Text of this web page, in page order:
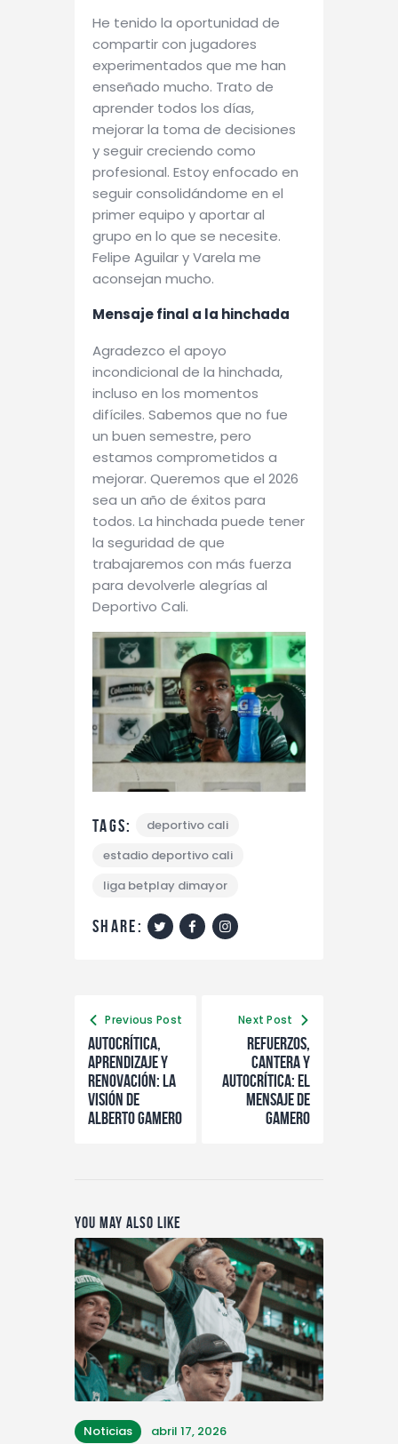
He tenido la oportunidad de
compartir con jugadores
experimentados que me han
enseñado mucho. Trato de
aprender todos los días,
mejorar la toma de decisiones
y seguir creciendo como
profesional. Estoy enfocado en
seguir consolidándome en el
primer equipo y aportar al
grupo en lo que se necesite.
Felipe Aguilar y Varela me
aconsejan mucho.
Mensaje final a la hinchada
Agradezco el apoyo
incondicional de la hinchada,
incluso en los momentos
difíciles. Sabemos que no fue
un buen semestre, pero
estamos comprometidos a
mejorar. Queremos que el 2026
sea un año de éxitos para
todos. La hinchada puede tener
la seguridad de que
trabajaremos con más fuerza
para devolverle alegrías al
Deportivo Cali.
Tags:
deportivo cali
estadio deportivo cali
liga betplay dimayor
share:
Previous Post
Autocrítica,
aprendizaje y
renovación: la
visión de
Alberto Gamero
Next Post
Refuerzos,
cantera y
autocrítica: el
mensaje de
Gamero
You May Also Like
Noticias abril 17, 2026